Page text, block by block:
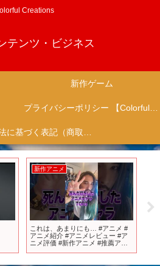
Creations
テンツ・ビジネス
新作ゲーム
プライバシーポリシー 【Colorful Creation】
特定商取引法に基づく表記（商取引に関する開示）
新作アニメ
これは、あまりにも… #アニメ #
アニメ紹介 #アニメレビュー #ア
ニメ評価 #新作アニメ #推薦アニ